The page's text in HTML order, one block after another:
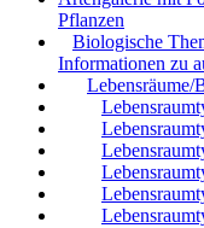
Pflanzen
Biologische
Informationen zu
Lebensräume/